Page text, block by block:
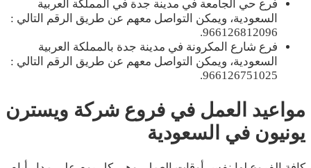
فرع حي الجامعة في مدينة جدة في المملكة العربية
السعودية، ويمكن التواصل معهم عن طريق الرقم التالي :
966126812096.
فرع شارع المكرونة في مدينة جدة بالمملكة العربية
السعودية، ويمكن التواصل معهم عن طريق الرقم التالي :
966126751025.
مواعيد العمل في فروع شركة ويسترن
يونيون في السعودية